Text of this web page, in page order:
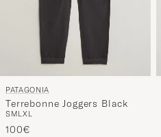
PATAGONIA
Terrebonne Joggers Black
SMLXL
100€